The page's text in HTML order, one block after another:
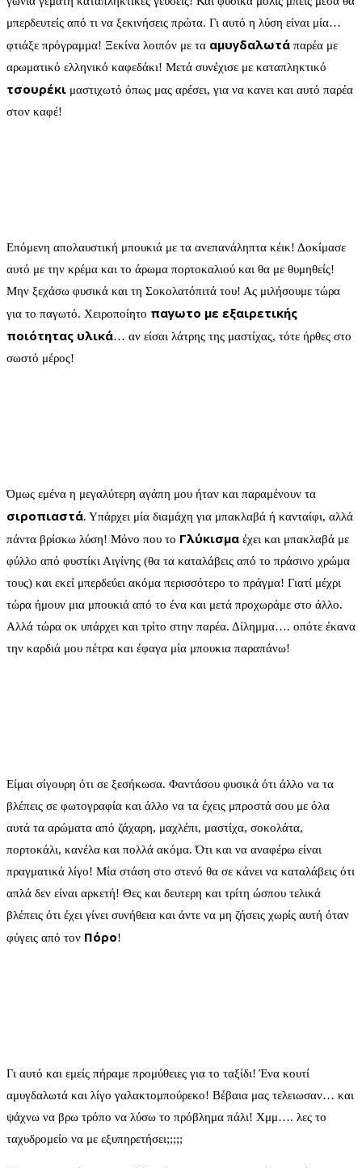
μπερδευτείς από τι να ξεκινήσεις πρώτα. Γι αυτό η λύση είναι μία…
φτιάξε πρόγραμμα! Ξεκίνα λοιπόν με τα αμυγδαλωτά παρέα με
αρωματικό ελληνικό καφεδάκι! Μετά συνέχισε με καταπληκτικό
τσουρέκι μαστιχωτό όπως μας αρέσει, για να κανει και αυτό παρέα
στον καφέ!
Επόμενη απολαυστική μπουκιά με τα ανεπανάληπτα κέικ! Δοκίμασε
αυτό με την κρέμα και το άρωμα πορτοκαλιού και θα με θυμηθείς!
Μην ξεχάσω φυσικά και τη Σοκολατόπιτά του! Ας μιλήσουμε τώρα
για το παγωτό. Χειροποίητο παγωτο με εξαιρετικής
ποιότητας υλικά… αν είσαι λάτρης της μαστίχας, τότε ήρθες στο
σωστό μέρος!
Όμως εμένα η μεγαλύτερη αγάπη μου ήταν και παραμένουν τα
σιροπιαστά. Υπάρχει μία διαμάχη για μπακλαβά ή κανταίφι, αλλά
πάντα βρίσκω λύση! Μόνο που το Γλύκισμα έχει και μπακλαβά με
φύλλο από φυστίκι Αιγίνης (θα τα καταλάβεις από το πράσινο χρώμα
τους) και εκεί μπερδεύει ακόμα περισσότερο το πράγμα! Γιατί μέχρι
τώρα ήμουν μια μπουκιά από το ένα και μετά προχωράμε στο άλλο.
Αλλά τώρα οκ υπάρχει και τρίτο στην παρέα. Δίλημμα…. οπότε έκανα
την καρδιά μου πέτρα και έφαγα μία μπουκια παραπάνω!
Είμαι σίγουρη ότι σε ξεσήκωσα. Φαντάσου φυσικά ότι άλλο να τα
βλέπεις σε φωτογραφία και άλλο να τα έχεις μπροστά σου με όλα
αυτά τα αρώματα από ζάχαρη, μαχλέπι, μαστίχα, σοκολάτα,
πορτοκάλι, κανέλα και πολλά ακόμα. Ότι και να αναφέρω είναι
πραγματικά λίγο! Μία στάση στο στενό θα σε κάνει να καταλάβεις ότι
απλά δεν είναι αρκετή! Θες και δευτερη και τρίτη ώσπου τελικά
βλέπεις ότι έχει γίνει συνήθεια και άντε να μη ζήσεις χωρίς αυτή όταν
φύγεις από τον Πόρο!
Γι αυτό και εμείς πήραμε προμύθειες για το ταξίδι! Ένα κουτί
αμυγδαλωτά και λίγο γαλακτομπούρεκο! Βέβαια μας τελειωσαν… και
ψάχνω να βρω τρόπο να λύσω το πρόβλημα πάλι! Χμμ…. λες το
ταχυδρομείο να με εξυπηρετήσει;;;;;